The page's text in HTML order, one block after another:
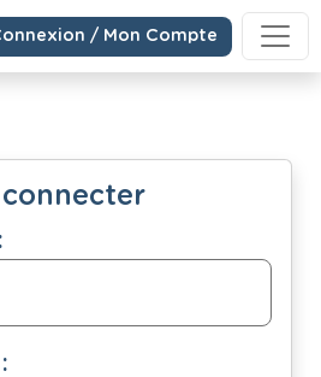
/ Mon Compte
connecter